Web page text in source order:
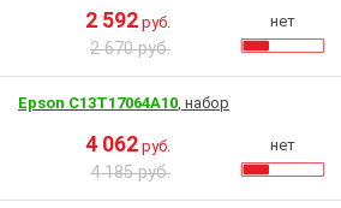
2 592 руб.
2 670 руб.
нет
Epson C13T17064A10, набор
4 062 руб.
4 185 руб.
нет